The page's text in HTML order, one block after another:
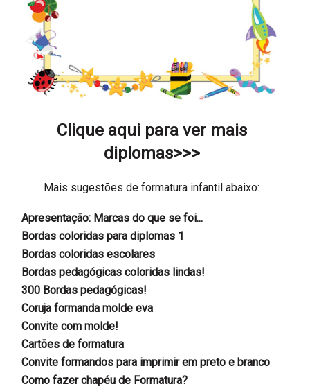
Clique aqui para ver mais
diplomas>>>
Mais sugestões de formatura infantil abaixo:
Apresentação: Marcas do que se foi...
Bordas coloridas para diplomas 1
Bordas coloridas escolares
Bordas pedagógicas coloridas lindas!
300 Bordas pedagógicas!
Coruja formanda molde eva
Convite com molde!
Cartões de formatura
Convite formandos para imprimir em preto e branco
Como fazer chapéu de Formatura?